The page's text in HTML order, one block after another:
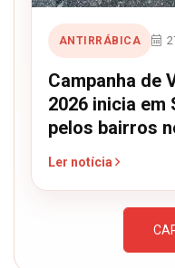
ANTIRRÁBICA
Campanha de
2026 inicia em
pelos bairros
Ler notícia